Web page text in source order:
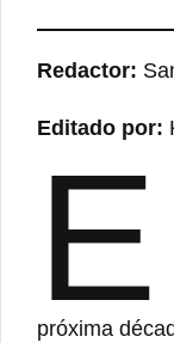
Redactor:
Editado por:
E
próxima